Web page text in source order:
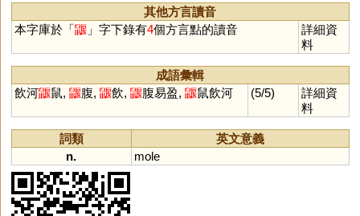
其他方言讀音
本字庫於「鼴」字下錄有4個方言點的讀音
詳細資
料
成語彙輯
飲河鼴鼠, 鼴腹, 鼴飲, 鼴腹易盈, 鼴鼠飲河 (5/5)
詳細資
料
詞類
英文意義
n.
mole